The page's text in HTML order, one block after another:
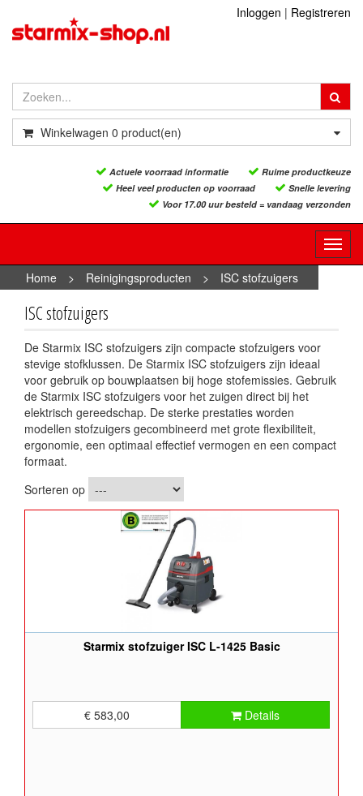
Inloggen | Registreren
Winkelwagen 0 product(en)
Actuele voorraad informatie
Ruime productkeuze
Heel veel producten op voorraad
Snelle levering
Voor 17.00 uur besteld = vandaag verzonden
Home
> Reinigingsproducten > ISC stofzuigers
ISC stofzuigers
De Starmix ISC stofzuigers zijn compacte stofzuigers voor
stevige stofklussen. De Starmix ISC stofzuigers zijn ideaal
voor gebruik op bouwplaatsen bij hoge stofemissies. Gebruik
de Starmix ISC stofzuigers voor het zuigen direct bij het
elektrisch gereedschap. De sterke prestaties worden
modellen stofzuigers gecombineerd met grote flexibiliteit,
ergonomie, een optimaal effectief vermogen en een compact
formaat.
Sorteren op
Starmix stofzuiger ISC L-1425 Basic
€ 583,00 Details